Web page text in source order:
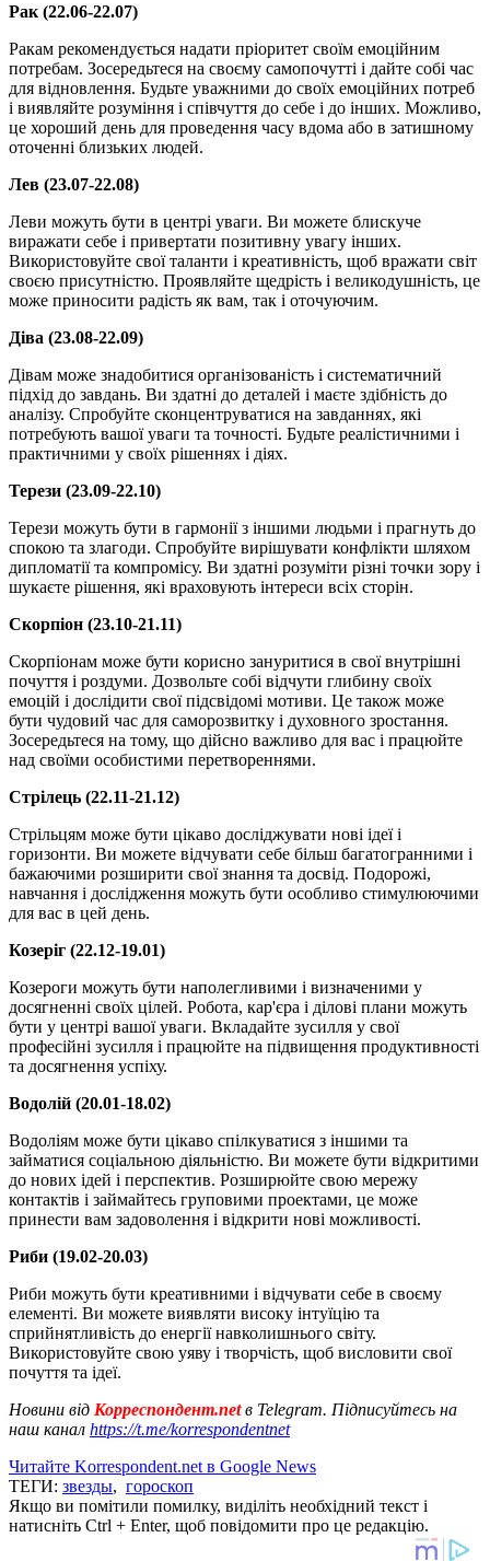
Рак (22.06-22.07)
Ракам рекомендується надати пріоритет своїм емоційним
потребам. Зосередьтеся на своєму самопочутті і дайте собі час
для відновлення. Будьте уважними до своїх емоційних потреб
і виявляйте розуміння і співчуття до себе і до інших. Можливо,
це хороший день для проведення часу вдома або в затишному
оточенні близьких людей.
Лев (23.07-22.08)
Леви можуть бути в центрі уваги. Ви можете блискуче
виражати себе і привертати позитивну увагу інших.
Використовуйте свої таланти і креативність, щоб вражати світ
своєю присутністю. Проявляйте щедрість і великодушність, це
може приносити радість як вам, так і оточуючим.
Діва (23.08-22.09)
Дівам може знадобитися організованість і систематичний
підхід до завдань. Ви здатні до деталей і маєте здібність до
аналізу. Спробуйте сконцентруватися на завданнях, які
потребують вашої уваги та точності. Будьте реалістичними і
практичними у своїх рішеннях і діях.
Терези (23.09-22.10)
Терези можуть бути в гармонії з іншими людьми і прагнуть до
спокою та злагоди. Спробуйте вирішувати конфлікти шляхом
дипломатії та компромісу. Ви здатні розуміти різні точки зору і
шукаєте рішення, які враховують інтереси всіх сторін.
Скорпіон (23.10-21.11)
Скорпіонам може бути корисно зануритися в свої внутрішні
почуття і роздуми. Дозвольте собі відчути глибину своїх
емоцій і дослідити свої підсвідомі мотиви. Це також може
бути чудовий час для саморозвитку і духовного зростання.
Зосередьтеся на тому, що дійсно важливо для вас і працюйте
над своїми особистими перетвореннями.
Стрілець (22.11-21.12)
Стрільцям може бути цікаво досліджувати нові ідеї і
горизонти. Ви можете відчувати себе більш багатогранними і
бажаючими розширити свої знання та досвід. Подорожі,
навчання і дослідження можуть бути особливо стимулюючими
для вас в цей день.
Козеріг (22.12-19.01)
Козероги можуть бути наполегливими і визначеними у
досягненні своїх цілей. Робота, кар'єра і ділові плани можуть
бути у центрі вашої уваги. Вкладайте зусилля у свої
професійні зусилля і працюйте на підвищення продуктивності
та досягнення успіху.
Водолій (20.01-18.02)
Водоліям може бути цікаво спілкуватися з іншими та
займатися соціальною діяльністю. Ви можете бути відкритими
до нових ідей і перспектив. Розширюйте свою мережу
контактів і займайтесь груповими проектами, це може
принести вам задоволення і відкрити нові можливості.
Риби (19.02-20.03)
Риби можуть бути креативними і відчувати себе в своєму
елементі. Ви можете виявляти високу інтуїцію та
сприйнятливість до енергії навколишнього світу.
Використовуйте свою уяву і творчість, щоб висловити свої
почуття та ідеї.
Новини від Корреспондент.netв Telegram. Підписуйтесь на
наш канал https://t.me/korrespondentnet
Читайте Korrespondent.net в Google News
ТЕГИ: звезды, гороскоп
Якщо ви помітили помилку, виділіть необхідний текст і
натисніть Ctrl + Enter, щоб повідомити про це редакцію.